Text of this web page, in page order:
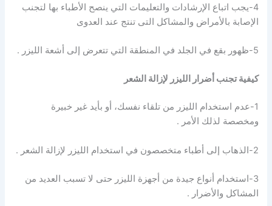
4-يجب اتباع الإرشادات والتعليمات التي ينصح الأطباء بها لتجنب
الإصابة بالأمراض والمشاكل التى تنتج عند العدوى
5-ظهور بقع في الجلد في المنطقة التي تتعرض إلى أشعة الليزر .
كيفية تجنب أضرار الليزر لإزالة الشعر
1-عدم استخدام الليزر من تلقاء نفسك، أو بأيد غير خبيرة
ومخصصة لذلك الأمر .
2-الذهاب إلى أطباء متخصصون في استخدام الليزر لإزالة الشعر .
3-استخدام أنواع جيدة من أجهزة الليزر حتى لا تسبب العديد من
المشاكل والأضرار .